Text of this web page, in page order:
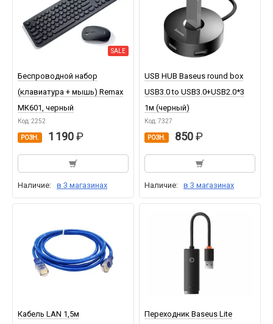
SALE
Беспроводной набор
(клавиатура + мышь) Remax
MK601, черный
Код: 2252
РОЗН. 1 190
Наличие: в 3 магазинах
USB HUB Baseus round box
USB3.0 to USB3.0+USB2.0*3
1м (черный)
Код: 7327
РОЗН. 850
Наличие: в 3 магазинах
Кабель LAN 1,5м
Переходник Baseus Lite